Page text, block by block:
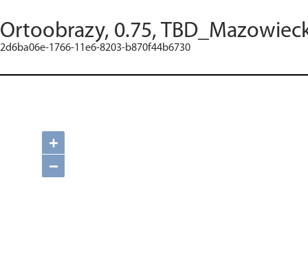
Ortoobrazy, 0.75,
2d6ba06e-1766-11e6-8203-b870f44b6730
+
−